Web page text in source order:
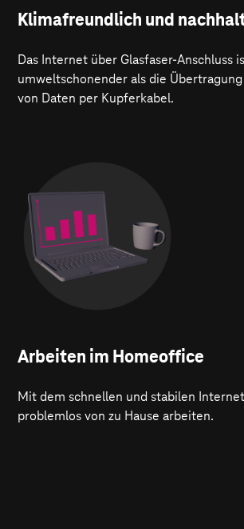
Klima­freundlich und
Das Internet über Glasfaser-Anschluss
umweltschonender als die Übertragung
von Daten per Kupferkabel.
Arbeiten im Homeoffice
Mit dem schnellen und stabilen Internet
problemlos von zu Hause arbeiten.